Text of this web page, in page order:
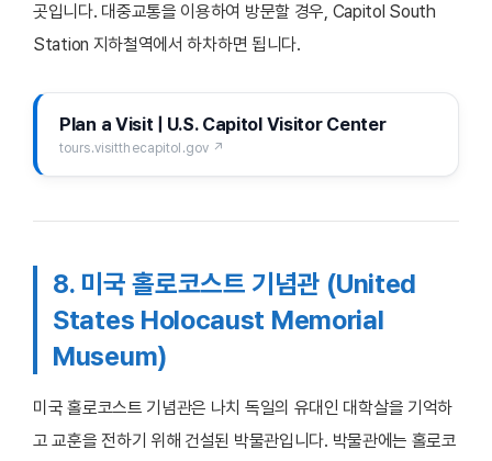
곳입니다. 대중교통을 이용하여 방문할 경우, Capitol South
Station 지하철역에서 하차하면 됩니다.
Plan a Visit | U.S. Capitol Visitor Center
tours.visitthecapitol.gov ↗
8. 미국 홀로코스트 기념관 (United
States Holocaust Memorial
Museum)
미국 홀로코스트 기념관은 나치 독일의 유대인 대학살을 기억하
고 교훈을 전하기 위해 건설된 박물관입니다. 박물관에는 홀로코